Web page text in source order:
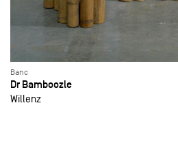
Banc
Dr Bamboozle
Willenz